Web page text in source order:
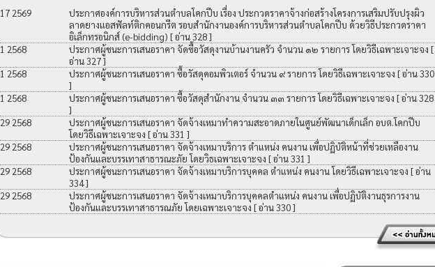
17 2569
ประกาศองค์การบริหารส่วนตำบลโคกปีบ เรื่อง ประกวดราคาจ้างก่อสร้างโครงการเสริมปรับปรุงผิว
ลาดยางแอสฟัลท์ติกคอนกรีต รอบสำนักงานองค์การบริหารส่วนตำบลโคกปีบ ด้วยวิธีประกวดราคา
อิเล็กทรอนิกส์ (e-bidding) [ อ่าน 328 ]
1 2568
ประกาศผู้ชนะการเสนอราคา จัดซื้อวัสดุงานบ้านงานครัว จำนวน ๑๒ รายการ โดยวิธีเฉพาะเจาะจง [
อ่าน 327 ]
1 2568
ประกาศผู้ชนะการเสนอราคา ซื้อวัสดุคอมพิวเตอร์ จำนวน ๙ รายการ โดยวิธีเฉพาะเจาะจง [ อ่าน 330
]
1 2568
ประกาศผู้ชนะการเสนอราคา ซื้อวัสดุสำนักงาน จำนวน ๓๓ รายการ โดยวิธีเฉพาะเจาะจง [ อ่าน 328
]
29 2568
ประกาศผู้ชนะการเสนอราคา จัดจ้างเหมาทำความสะอาดภายในศูนย์พัฒนาเด็กเล็ก อบต.โคกปีบ
โดยวิธีเฉพาะเจาะจง [ อ่าน 331 ]
29 2568
ประกาศผู้ชนะการเสนอราคา จัดจ้างเหมาบริการ ตำแหน่ง คนงาน เพื่อปฏิบัติหน้าที่ช่วยเหลืองาน
ป้องกันและบรรเทาสาธารณะภัย โดยวิธเฉพาะเจาะจง [ อ่าน 331 ]
29 2568
ประกาศผู้ชนะการเสนอราคา จัดจ้างเหมาบริการบุคคล ตำแหน่ง คนงาน โดยวิธีเฉพาะเจาะจง [ อ่าน
334 ]
29 2568
ประกาศผู้ชนะการเสนอราคา จัดจ้างเหมาบริการบุคคลตำแหน่ง คนงาน เพื่อปฏิบัติงานธุรการงาน
ป้องกันและบรรเทาสาธารณภัย โดยเฉพาะเจาะจง [ อ่าน 330 ]